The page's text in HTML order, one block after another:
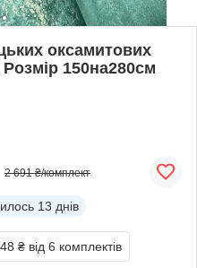
оксамитових
150на280см
2 691 ₴/комплект
13 днів
₴ від 6 комплектів